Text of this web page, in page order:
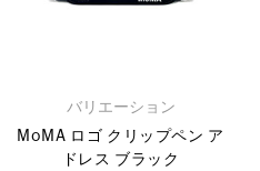
バリエーション
MoMA ロゴ クリップペン ア
ドレス ブラック